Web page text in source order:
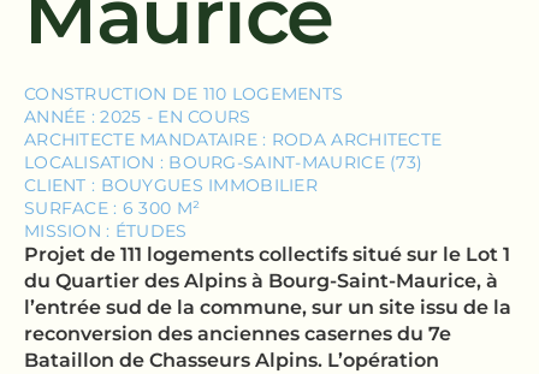
Projet de 111 logements collectifs situé sur le Lot 1
du Quartier des Alpins à Bourg-Saint-Maurice, à
l’entrée sud de la commune, sur un site issu de la
reconversion des anciennes casernes du 7e
Bataillon de Chasseurs Alpins. L’opération
CONSTRUCTION DE 110 LOGEMENTS
ANNÉE : 2025 - EN COURS
ARCHITECTE MANDATAIRE : RODA ARCHITECTE
LOCALISATION : BOURG-SAINT-MAURICE (73)
CLIENT : BOUYGUES IMMOBILIER
SURFACE : 6 300 M²
MISSION : ÉTUDES